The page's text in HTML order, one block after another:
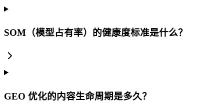
SOM（模型占有率）的健康度标准是什么？
GEO 优化的内容生命周期是多久？